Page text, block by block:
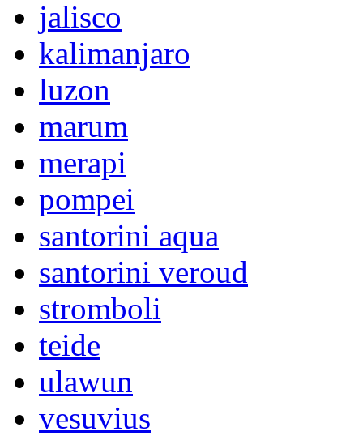
jalisco
kalimanjaro
luzon
marum
merapi
pompei
santorini aqua
santorini veroud
stromboli
teide
ulawun
vesuvius